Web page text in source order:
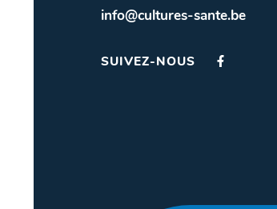
info@cultures-sante.be
SUIVEZ-NOUS